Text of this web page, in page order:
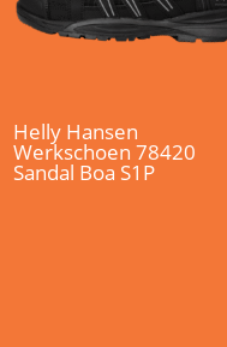
Helly Hansen
Werkschoen 78420
Sandal Boa S1P